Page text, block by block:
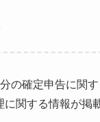
の確定申告に関
に関する情報が